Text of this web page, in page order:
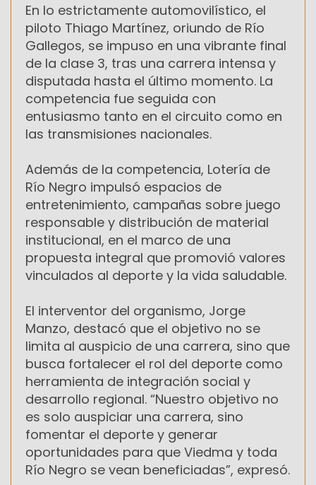
En lo estrictamente automovilístico, el
piloto Thiago Martínez, oriundo de Río
Gallegos, se impuso en una vibrante final
de la clase 3, tras una carrera intensa y
disputada hasta el último momento. La
competencia fue seguida con
entusiasmo tanto en el circuito como en
las transmisiones nacionales.
Además de la competencia, Lotería de
Río Negro impulsó espacios de
entretenimiento, campañas sobre juego
responsable y distribución de material
institucional, en el marco de una
propuesta integral que promovió valores
vinculados al deporte y la vida saludable.
El interventor del organismo, Jorge
Manzo, destacó que el objetivo no se
limita al auspicio de una carrera, sino que
busca fortalecer el rol del deporte como
herramienta de integración social y
desarrollo regional. “Nuestro objetivo no
es solo auspiciar una carrera, sino
fomentar el deporte y generar
oportunidades para que Viedma y toda
Río Negro se vean beneficiadas”, expresó.